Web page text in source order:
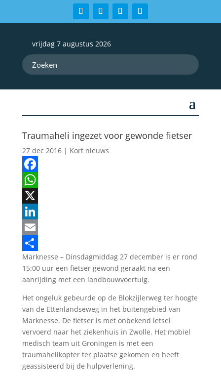
vrijdag 7 augustus 2026
Traumaheli ingezet voor gewonde fietser
27 dec 2016| Kort nieuws
Facebook
WhatsApp
X
LinkedIn
Email
Delen
Marknesse – Dinsdagmiddag 27 december is er rond
15:00 uur een fietser gewond geraakt na een
aanrijding met een landbouwvoertuig.
Het ongeluk gebeurde op de Blokzijlerweg ter hoogte
van de Ettenlandseweg in het buitengebied van
Marknesse. De fietser is met onbekend letsel
vervoerd naar het ziekenhuis in Zwolle. Het mobiel
medisch team uit Groningen is met een
traumahelikopter ter plaatse gekomen en heeft
geassisteerd bij de hulpverlening.